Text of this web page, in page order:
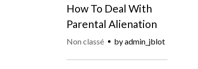
How To Deal With
Parental Alienation
Non classé byadmin_jblot